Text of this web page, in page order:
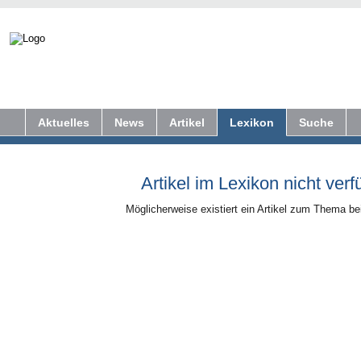
Aktuelles News Artikel Lexikon Suche
Artikel im Lexikon nicht
Möglicherweise existiert ein Artikel zum Thema